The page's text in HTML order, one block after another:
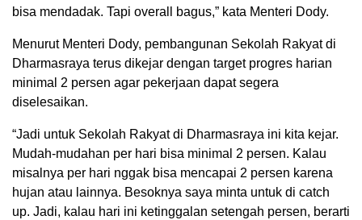
bisa mendadak. Tapi overall bagus,” kata Menteri Dody.
Menurut Menteri Dody, pembangunan Sekolah Rakyat di
Dharmasraya terus dikejar dengan target progres harian
minimal 2 persen agar pekerjaan dapat segera
diselesaikan.
“Jadi untuk Sekolah Rakyat di Dharmasraya ini kita kejar.
Mudah-mudahan per hari bisa minimal 2 persen. Kalau
misalnya per hari nggak bisa mencapai 2 persen karena
hujan atau lainnya. Besoknya saya minta untuk di catch
up. Jadi, kalau hari ini ketinggalan setengah persen, berarti